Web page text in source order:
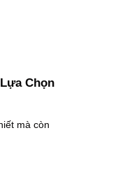
Chọn
mà còn